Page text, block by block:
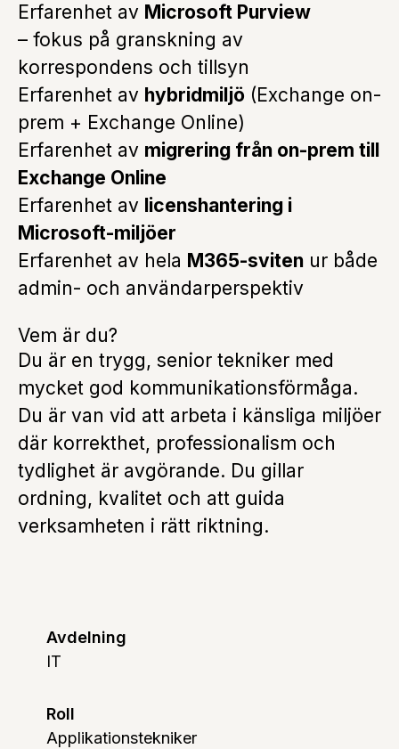
Erfarenhet av Microsoft Purview
– fokus på granskning av
korrespondens och tillsyn
Erfarenhet av hybridmiljö (Exchange on-
prem + Exchange Online)
Erfarenhet av migrering från on-prem till
Exchange Online
Erfarenhet av licenshantering i
Microsoft-miljöer
Erfarenhet av hela M365-sviten ur både
admin- och användarperspektiv
Vem är du?
Du är en trygg, senior tekniker med
mycket god kommunikationsförmåga.
Du är van vid att arbeta i känsliga miljöer
där korrekthet, professionalism och
tydlighet är avgörande. Du gillar
ordning, kvalitet och att guida
verksamheten i rätt riktning.
Avdelning
IT
Roll
Applikationstekniker